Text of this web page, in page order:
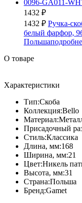
1432 ₽
1432 ₽ Ручка-
белый фарфор,
Польша
О товаре
Характеристики
Тип:Скоба
Коллекция:Bello
Материал:
Присадочный
Стиль:Классика
Длина, мм:168
Ширина, мм:21
Цвет:Никель
Высота, мм:31
Страна:Польша
Бренд:Gamet